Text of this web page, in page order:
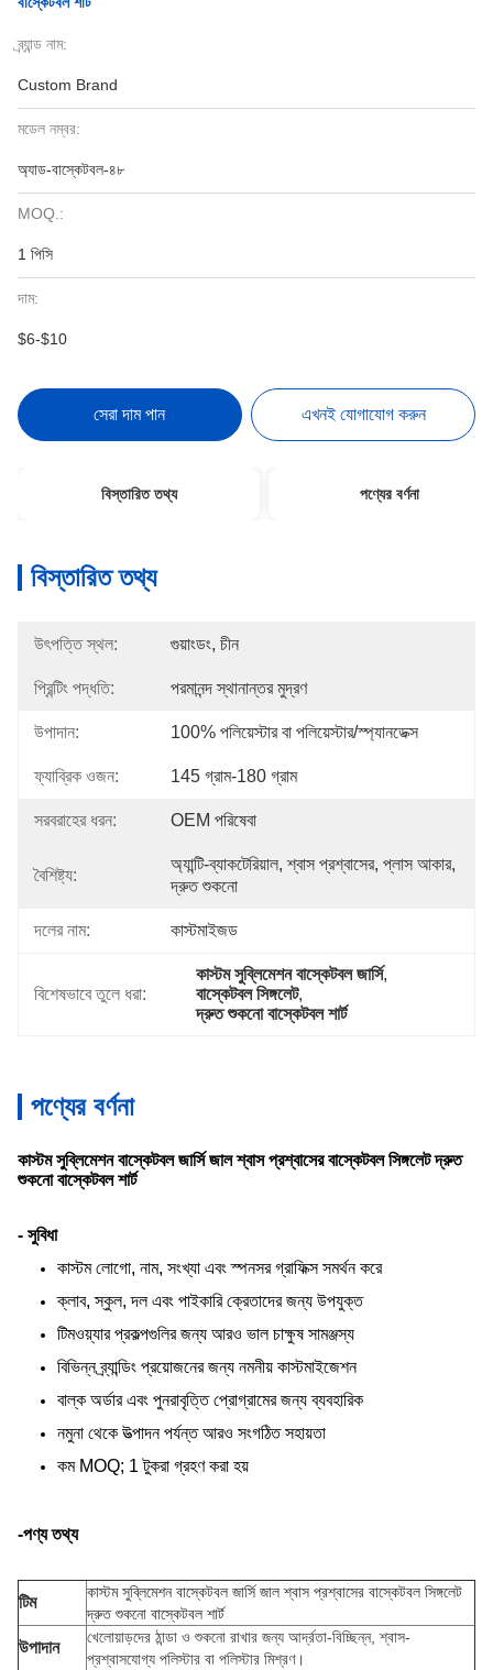
ব্র্যান্ড নাম:
Custom Brand
মডেল নম্বর:
অ্যাড-বাস্কেটবল-৪৮
MOQ.:
1 পিসি
দাম:
$6-$10
সেরা দাম পান এখনই যোগাযোগ করুন
বিস্তারিত তথ্য পণ্যের বর্ণনা
বিস্তারিত তথ্য
উৎপত্তি স্থল: গুয়াংডং, চীন
প্রিন্টিং পদ্ধতি: পরমানন্দ স্থানান্তর মুদ্রণ
উপাদান: 100% পলিয়েস্টার বা পলিয়েস্টার/স্প্যানডেক্স
ফ্যাব্রিক ওজন: 145 গ্রাম-180 গ্রাম
সরবরাহের ধরন: OEM পরিষেবা
বৈশিষ্ট্য:
অ্যান্টি-ব্যাকটেরিয়াল, শ্বাস প্রশ্বাসের, প্লাস আকার,
দ্রুত শুকনো
দলের নাম: কাস্টমাইজড
বিশেষভাবে তুলে ধরা:
কাস্টম সুব্লিমেশন বাস্কেটবল জার্সি,
বাস্কেটবল সিঙ্গলেট,
দ্রুত শুকনো বাস্কেটবল শার্ট
পণ্যের বর্ণনা
কাস্টম সুব্লিমেশন বাস্কেটবল জার্সি জাল শ্বাস প্রশ্বাসের বাস্কেটবল সিঙ্গলেট দ্রুত
শুকনো বাস্কেটবল শার্ট
- সুবিধা
কাস্টম লোগো, নাম, সংখ্যা এবং স্পনসর গ্রাফিক্স সমর্থন করে
ক্লাব, স্কুল, দল এবং পাইকারি ক্রেতাদের জন্য উপযুক্ত
টিমওয়্যার প্রকল্পগুলির জন্য আরও ভাল চাক্ষুষ সামঞ্জস্য
বিভিন্ন ব্র্যান্ডিং প্রয়োজনের জন্য নমনীয় কাস্টমাইজেশন
বাল্ক অর্ডার এবং পুনরাবৃত্তি প্রোগ্রামের জন্য ব্যবহারিক
নমুনা থেকে উত্পাদন পর্যন্ত আরও সংগঠিত সহায়তা
কম MOQ; 1 টুকরা গ্রহণ করা হয়
-পণ্য তথ্য
টিম
কাস্টম সুব্লিমেশন বাস্কেটবল জার্সি জাল শ্বাস প্রশ্বাসের বাস্কেটবল সিঙ্গলেট
দ্রুত শুকনো বাস্কেটবল শার্ট
উপাদান
খেলোয়াড়দের ঠান্ডা ও শুকনো রাখার জন্য আর্দ্রতা-বিচ্ছিন্ন, শ্বাস-
প্রশ্বাসযোগ্য পলিস্টার বা পলিস্টার মিশ্রণ।